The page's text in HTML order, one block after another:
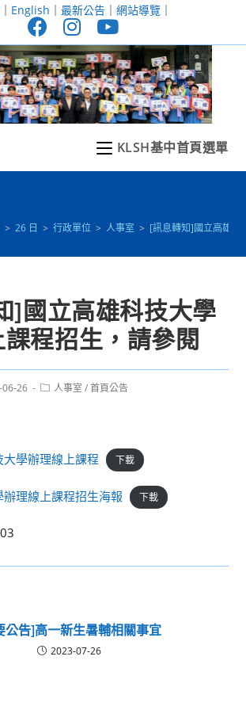
｜ English ｜ 最新公告｜ 網站導覽｜
KLSH基中首頁選單
> 26 日 > 行政單位 > 人事室 > [訊息轉知]國立高雄科
]國立高雄科技大學
程招生，請參閱
06-26
Post人事室 / 首頁公告
學辦理線上課程 下載
理線上課程招生海報 下載
公告]高一新生暑輔相關事宜
2023-07-26